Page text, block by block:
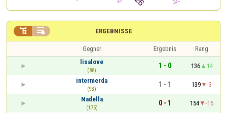
ERGEBNISSE
 
Gegner Ergebnis
Rang
lisalove
(88)
1 - 0 136
14
intermerda
(93)
1 - 1 139
-3
Nadella
(175)
0 - 1 154
-15